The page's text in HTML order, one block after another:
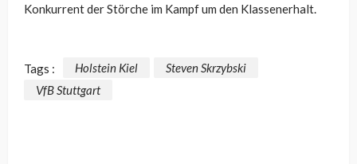
Konkurrent der Störche im Kampf um den Klassenerhalt.
Tags : Holstein Kiel
Steven Skrzybski
VfB Stuttgart